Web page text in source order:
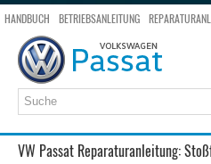
HANDBUCH BETRIEBSANLEITUNG
SEITENSUCHE
VW Passat Reparaturanleitung: